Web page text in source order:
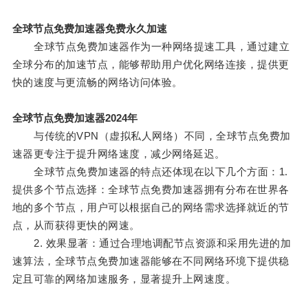
全球节点免费加速器免费永久加速
全球节点免费加速器作为一种网络提速工具，通过建立
全球分布的加速节点，能够帮助用户优化网络连接，提供更
快的速度与更流畅的网络访问体验。
全球节点免费加速器2024年
与传统的VPN（虚拟私人网络）不同，全球节点免费加
速器更专注于提升网络速度，减少网络延迟。
全球节点免费加速器的特点还体现在以下几个方面：1.
提供多个节点选择：全球节点免费加速器拥有分布在世界各
地的多个节点，用户可以根据自己的网络需求选择就近的节
点，从而获得更快的网速。
2. 效果显著：通过合理地调配节点资源和采用先进的加
速算法，全球节点免费加速器能够在不同网络环境下提供稳
定且可靠的网络加速服务，显著提升上网速度。